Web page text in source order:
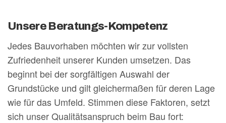
Unsere Beratungs-Kompetenz
Jedes Bauvorhaben möchten wir zur vollsten
Zufriedenheit unserer Kunden umsetzen. Das
beginnt bei der sorgfältigen Auswahl der
Grundstücke und gilt gleichermaßen für deren Lage
wie für das Umfeld. Stimmen diese Faktoren, setzt
sich unser Qualitätsanspruch beim Bau fort: